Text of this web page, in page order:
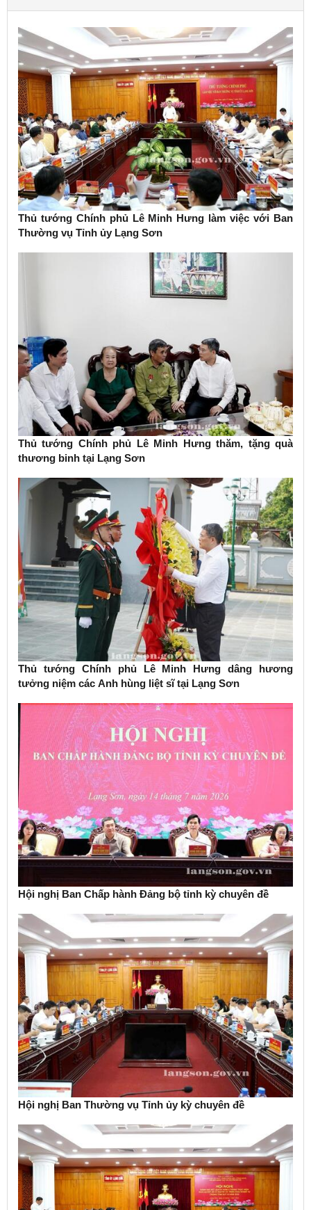
Thủ tướng Chính phủ Lê Minh Hưng làm việc với Ban
Thường vụ Tỉnh ủy Lạng Sơn
Thủ tướng Chính phủ Lê Minh Hưng thăm, tặng quà
thương binh tại Lạng Sơn
Thủ tướng Chính phủ Lê Minh Hưng dâng hương
tưởng niệm các Anh hùng liệt sĩ tại Lạng Sơn
Hội nghị Ban Chấp hành Đảng bộ tỉnh kỳ chuyên đề
Hội nghị Ban Thường vụ Tỉnh ủy kỳ chuyên đề